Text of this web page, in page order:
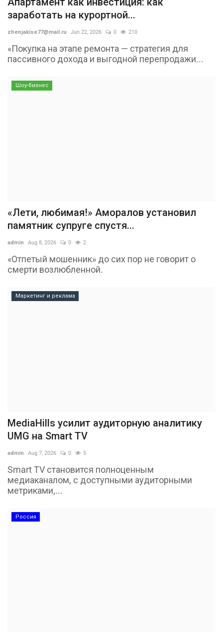
заработать на курортной...
zhenjakise77@mail.ru Jun 22, 2026 0 210
«Покупка на этапе ремонта — стратегия для
пассивного дохода и выгодной перепродажи...
Шоу-бизнес
«Лети, любимая!» Аморалов установил
памятник супруге спустя...
admin Aug 8, 2026 0 2
«Отпетый мошенник» до сих пор не говорит о
смерти возлюбленной.
Маркетинг и реклама
MediaHills усилит аудиторную аналитику
UMG на Smart TV
admin Aug 7, 2026 0 5
Smart TV становится полноценным
медиаканалом, с доступными аудиторными
метриками,...
Россия